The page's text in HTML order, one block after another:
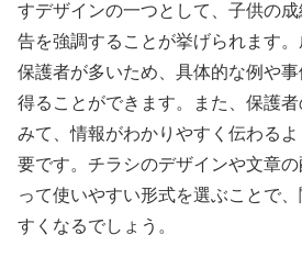
すデザインの一つとして、子供の
告を強調することが挙げられます
保護者が多いため、具体的な例や
得ることができます。また、保護
みて、情報がわかりやすく伝わる
要です。チラシのデザインや文章
って使いやすい形式を選ぶことで
すくなるでしょう。